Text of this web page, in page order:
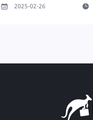
2025-02-26